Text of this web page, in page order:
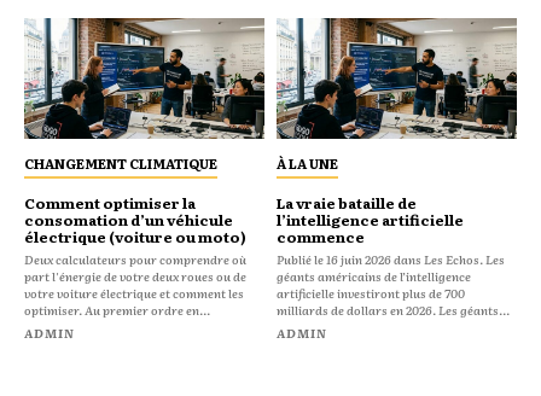
CHANGEMENT CLIMATIQUE
Comment optimiser la
consomation d’un véhicule
électrique (voiture ou moto)
Deux calculateurs pour comprendre où
part l'énergie de votre deux roues ou de
votre voiture électrique et comment les
optimiser. Au premier ordre en...
ADMIN
À LA UNE
La vraie bataille de
l’intelligence artificielle
commence
Publié le 16 juin 2026 dans Les Echos. Les
géants américains de l’intelligence
artificielle investiront plus de 700
milliards de dollars en 2026. Les géants...
ADMIN